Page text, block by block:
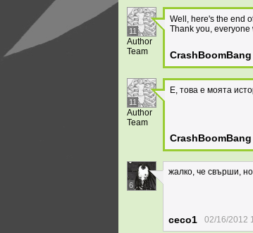
11
Author
Team
Well, here's the end
Thank you,
CrashBoomBang
11
Author
Team
Е, това е моята
CrashBoomBang
6
жалко, че свърши,
ceco1 02/16/2012